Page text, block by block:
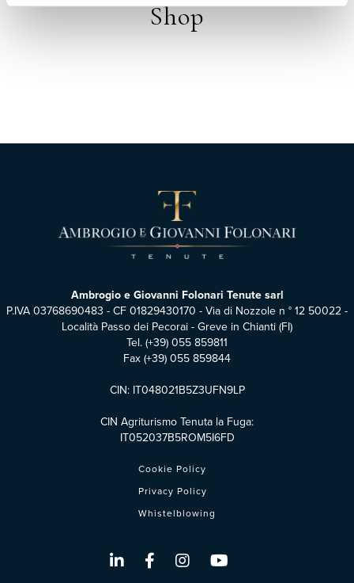
Shop
Cookie Policy
Privacy Policy
Whistelblowing
Ambrogio e Giovanni Folonari Tenute sarl
P.IVA 03768690483 - CF 01829430170 - Via di Nozzole n ° 12 50022 -
Località Passo dei Pecorai - Greve in Chianti (FI)
Tel. (+39) 055 859811
Fax (+39) 055 859844
CIN: IT048021B5Z3UFN9LP
CIN Agriturismo Tenuta la Fuga:
IT052037B5ROM5I6FD